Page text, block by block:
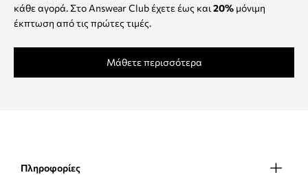
κάθε αγορά. Στο Answear Club έχετε έως και 20% μόνιμη
έκπτωση από τις πρώτες τιμές.
Μάθετε περισσότερα
Πληροφορίες